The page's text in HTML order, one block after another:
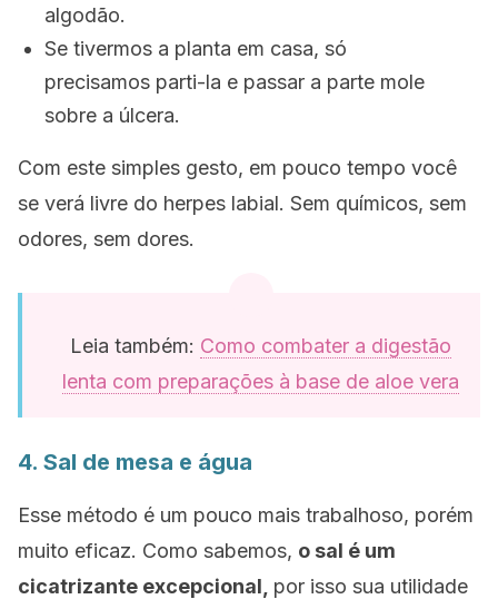
algodão.
Se tivermos a planta em casa, só
precisamos parti-la e passar a parte mole
sobre a úlcera.
Com este simples gesto, em pouco tempo você
se verá livre do herpes labial. Sem químicos, sem
odores, sem dores.
Leia também: Como combater a digestão
lenta com preparações à base de aloe vera
4. Sal de mesa e água
Esse método é um pouco mais trabalhoso, porém
muito eficaz. Como sabemos, o sal é um
cicatrizante excepcional, por isso sua utilidade